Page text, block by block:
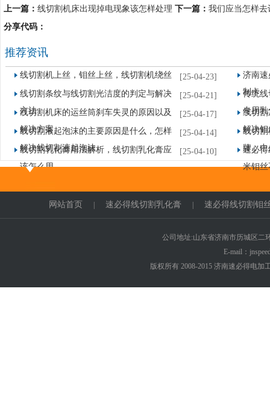
上一篇： 线切割机床出现掉电现象该怎样处理 下一篇： 我们应当怎样
分享代码：
推荐资讯
线切割机上丝，钼丝上丝，线切割机绕丝 [25-04-23]
济南
制卡
线切割条纹与线切割光洁度的判定与解决
方法
[25-04-21]
传统
专用
线切割机床的运丝筒刹车失灵的原因以及
解决方案
[25-04-17]
线切
解决
线切割液起泡沫的主要原因是什么，怎样
解决线切割液起泡沫
[25-04-14]
线切
牌，
线切割乳化膏用法解析，线切割乳化膏应
该怎么用
[25-04-10]
速必得
米钼丝
网站首页 速必得线切割乳化膏 速必得线切割钼
公司地址:山东省济南市历城区二
E-mail：
版权所有 2008-2015 济南速必得电加